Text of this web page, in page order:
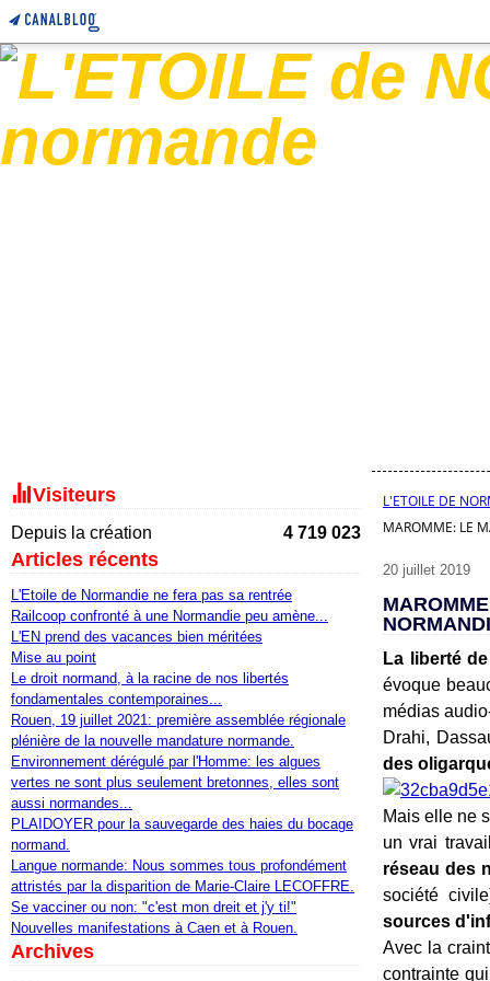
Visiteurs
Depuis la création 4 719 023
Articles récents
L'Etoile de Normandie ne fera pas sa rentrée
Railcoop confronté à une Normandie peu amène...
L'EN prend des vacances bien méritées
Mise au point
Le droit normand, à la racine de nos libertés
fondamentales contemporaines...
Rouen, 19 juillet 2021: première assemblée régionale
plénière de la nouvelle mandature normande.
Environnement dérégulé par l'Homme: les algues
vertes ne sont plus seulement bretonnes, elles sont
aussi normandes...
PLAIDOYER pour la sauvegarde des haies du bocage
normand.
Langue normande: Nous sommes tous profondément
attristés par la disparition de Marie-Claire LECOFFRE.
Se vacciner ou non: "c'est mon dreit et j'y ti!"
Nouvelles manifestations à Caen et à Rouen.
Archives
L'ETOILE DE
MAROMME: LE
20 juillet 2019
La liberté
évoque
médias
Drahi,
des
Mais elle ne
un vrai
réseau des
société
sources
Avec la
contrainte